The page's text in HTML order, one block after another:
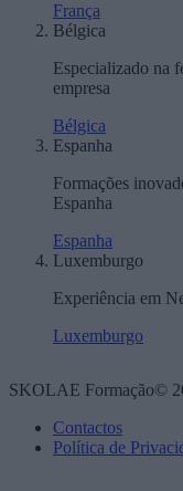
França
Bélgica
Especializado na
empresa
Bélgica
Espanha
Formações
Espanha
Espanha
Luxemburgo
Experiência em
Luxemburgo
SKOLAE Formação©
Contactos
Política de